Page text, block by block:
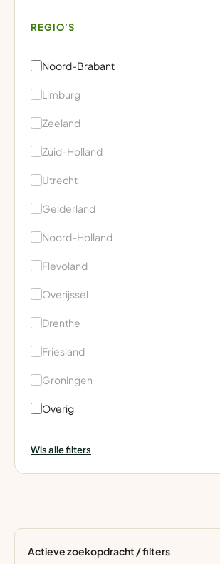
REGIO'S
Noord-Brabant
Limburg
Zeeland
Zuid-Holland
Utrecht
Gelderland
Noord-Holland
Flevoland
Overijssel
Drenthe
Friesland
Groningen
Overig
Wis alle filters
Actieve zoekopdracht / filters